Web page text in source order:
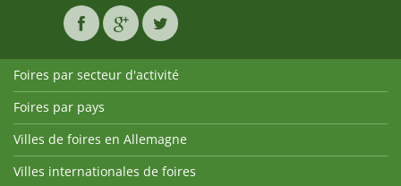
Foires par secteur d'activité
Foires par pays
Villes de foires en Allemagne
Villes internationales de foires